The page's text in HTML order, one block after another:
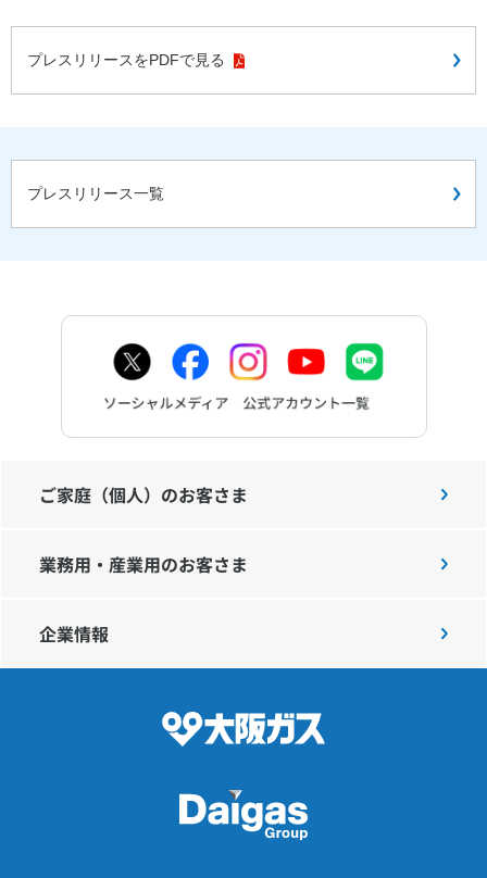
プレスリリースをPDFで見る
プレスリリース一覧
ご家庭（個人）のお客さま
業務用・産業用のお客さま
企業情報